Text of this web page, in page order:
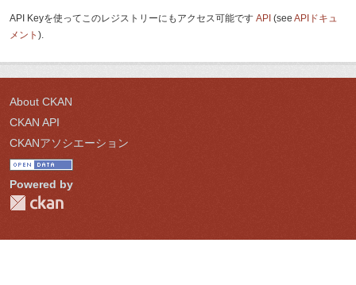
API Keyを使ってこのレジストリーにもアクセス可能です API (see APIドキュ
メント ).
About CKAN
CKAN API
CKANアソシエーション
Powered by